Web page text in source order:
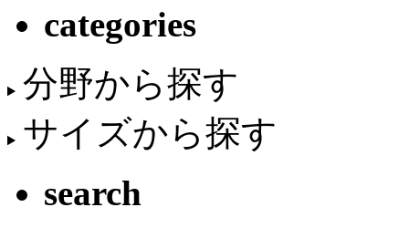
categories
分野から探す
サイズから探す
search